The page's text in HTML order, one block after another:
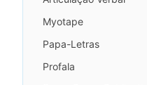
Myotape
Papa-Letras
Profala